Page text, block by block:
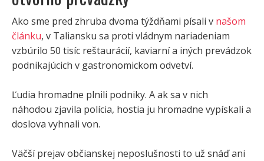
Ako sme pred zhruba dvoma týždňami písali v našom
článku, v Taliansku sa proti vládnym nariadeniam
vzbúrilo 50 tisíc reštaurácií, kaviarní a iných prevádzok
podnikajúcich v gastronomickom odvetví.
Ľudia hromadne plnili podniky. A ak sa v nich
náhodou zjavila polícia, hostia ju hromadne vypískali a
doslova vyhnali von.
Väčší prejav občianskej neposlušnosti to už snáď ani